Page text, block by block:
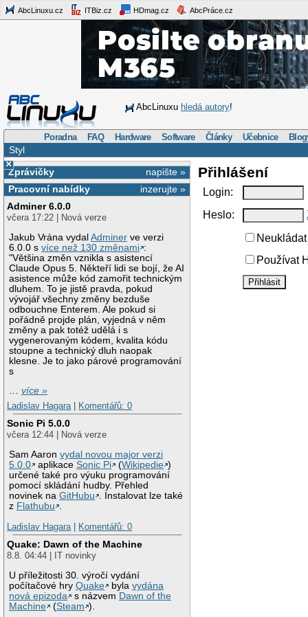
AbcLinuxu.cz ITBiz.cz HDmag.cz AbcPráce.cz
AbcLinuxu hledá autory!
Poradna FAQ Hardware Software Články Učebnice
Styl
×
napište »
Zprávičky
inzerujte »
Pracovní nabídky
Adminer 6.0.0
včera 17:22 | Nová verze
Jakub Vrána vydalAdminer ve verzi
6.0.0 svíce než 130 změnami :
"Většina změn vznikla s asistencí
Claude Opus 5. Někteří lidi se bojí, že AI
asistence může kód zamořit technickým
dluhem. To je jistě pravda, pokud
vývojář všechny změny bezduše
odbouchne Enterem. Ale pokud si
pořádně projde plán, vyjedná v něm
změny a pak totéž udělá i s
vygenerovaným kódem, kvalita kódu
stoupne a technický dluh naopak
klesne. Je to jako párové programování
s
…více »
Ladislav Hagara
Komentářů: 0
Sonic Pi 5.0.0
včera 12:44 | Nová verze
Sam Aaronvydal novou major verzi
5.0.0
aplikaceSonic Pi (Wikipedie )
určené také pro výuku programování
pomocí skládání hudby. Přehled
novinek naGitHubu . Instalovat lze také
z Flathubu .
Ladislav Hagara
Komentářů: 0
Quake: Dawn of the Machine
8.8. 04:44 | IT novinky
U příležitosti 30. výročí vydání
počítačové hryQuake bylavydána
nová epizoda
s názvem Dawn of the
Machine
(Steam ).
Přihlášení
Login:
Heslo:
Používat